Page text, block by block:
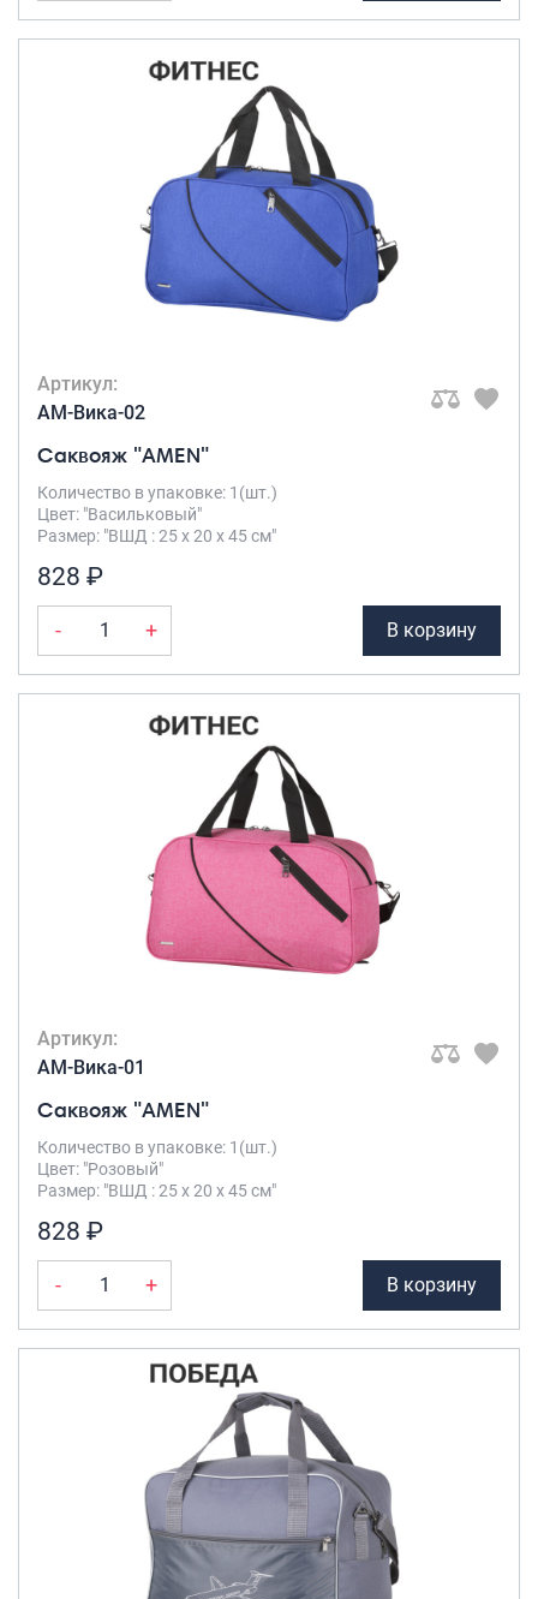
Артикул:
AM-Вика-02
Саквояж "AMEN"
Количество в упаковке: 1(шт.)
Цвет: "Васильковый"
Размер: "ВШД : 25 х 20 х 45 см"
828 ₽
- + В корзину
Артикул:
AM-Вика-01
Саквояж "AMEN"
Количество в упаковке: 1(шт.)
Цвет: "Розовый"
Размер: "ВШД : 25 х 20 х 45 см"
828 ₽
- + В корзину